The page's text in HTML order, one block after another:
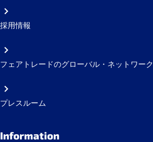
採用情報
フェアトレードのグローバル・ネットワーク
プレスルーム
Information